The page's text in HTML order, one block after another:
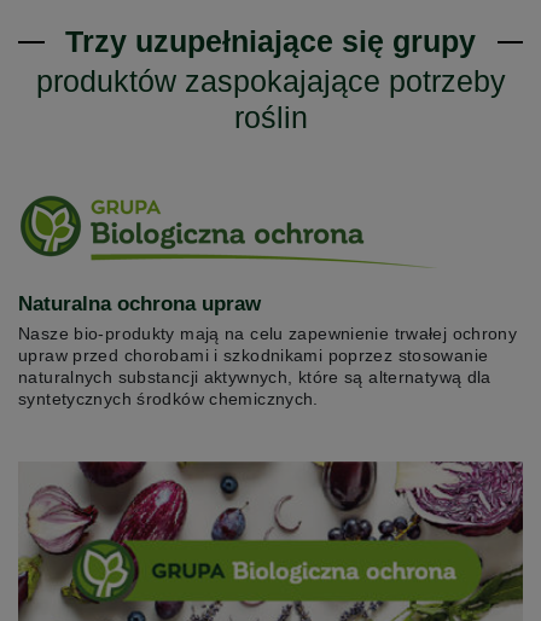
Trzy uzupełniające się grupy
produktów zaspokajające potrzeby
roślin
Naturalna ochrona upraw
Nasze bio-produkty mają na celu zapewnienie trwałej ochrony
upraw przed chorobami i szkodnikami poprzez stosowanie
naturalnych substancji aktywnych, które są alternatywą dla
syntetycznych środków chemicznych.